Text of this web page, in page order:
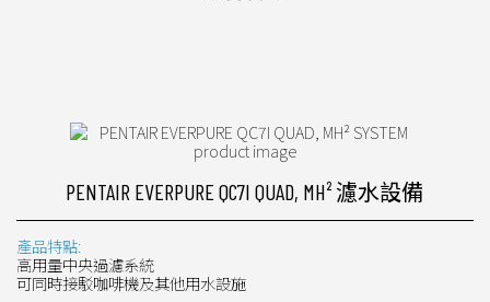
PENTAIR EVERPURE QC7I QUAD, MH² 濾水設備
產品特點:
高用量中央過濾系統
可同時接駁咖啡機及其他用水設施